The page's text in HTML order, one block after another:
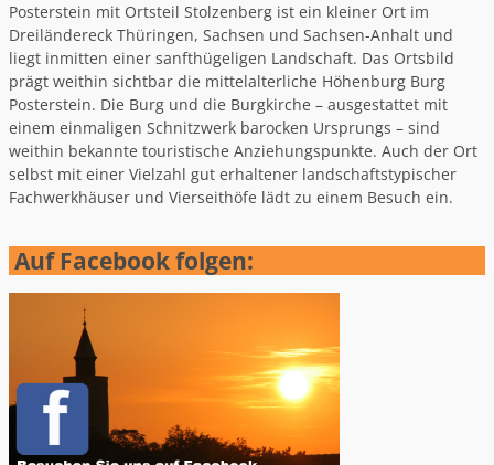
Posterstein mit Ortsteil Stolzenberg ist ein kleiner Ort im
Dreiländereck Thüringen, Sachsen und Sachsen-Anhalt und
liegt inmitten einer sanfthügeligen Landschaft. Das Ortsbild
prägt weithin sichtbar die mittelalterliche Höhenburg Burg
Posterstein. Die Burg und die Burgkirche – ausgestattet mit
einem einmaligen Schnitzwerk barocken Ursprungs – sind
weithin bekannte touristische Anziehungspunkte. Auch der Ort
selbst mit einer Vielzahl gut erhaltener landschaftstypischer
Fachwerkhäuser und Vierseithöfe lädt zu einem Besuch ein.
Auf Facebook folgen: